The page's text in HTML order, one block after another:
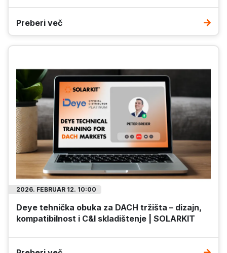
Preberi več
2026. FEBRUAR 12. 10:00
Deye tehnička obuka za DACH tržišta – dizajn,
kompatibilnost i C&I skladištenje | SOLARKIT
Pista
Ponudba poteče: 2026.09.10.
Na zalogi
Ponudba poteče: 2026.09.10.